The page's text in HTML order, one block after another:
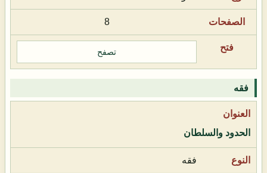
8
تصفح
فقه
الحدود والسلطان
فقه